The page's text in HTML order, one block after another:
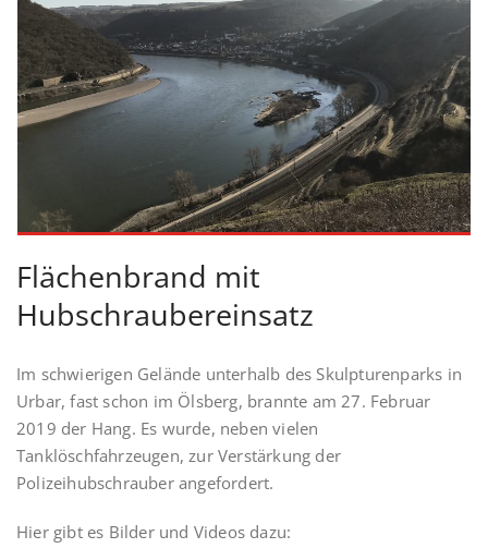
Flächenbrand mit
Hubschraubereinsatz
Im schwierigen Gelände unterhalb des Skulpturenparks in
Urbar, fast schon im Ölsberg, brannte am 27. Februar
2019 der Hang. Es wurde, neben vielen
Tanklöschfahrzeugen, zur Verstärkung der
Polizeihubschrauber angefordert.
Hier gibt es Bilder und Videos dazu: